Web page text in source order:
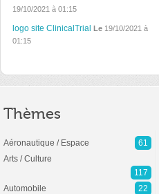
19/10/2021 à 01:15
logo site ClinicalTrial Le 19/10/2021 à
01:15
Thèmes
Aéronautique / Espace
61
Arts / Culture
117
Automobile
22